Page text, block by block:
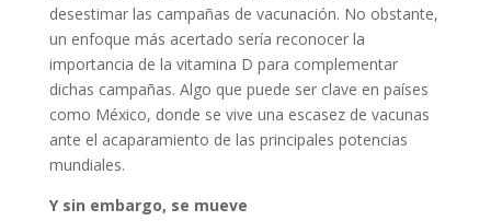
desestimar las campañas de vacunación. No obstante,
un enfoque más acertado sería reconocer la
importancia de la vitamina D para complementar
dichas campañas. Algo que puede ser clave en países
como México, donde se vive una escasez de vacunas
ante el acaparamiento de las principales potencias
mundiales.
Y sin embargo, se mueve